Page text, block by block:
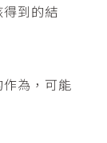
到的結
為，可能